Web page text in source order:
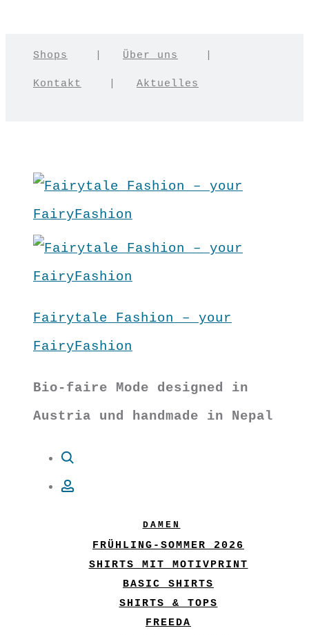
Shops Über uns
Kontakt Aktuelles
Fairytale Fashion – your
FairyFashion
Bio-faire Mode designed in
Austria und handmade in Nepal
DAMEN
FRÜHLING-SOMMER 2026
SHIRTS MIT MOTIVPRINT
BASIC SHIRTS
SHIRTS & TOPS
FREEDA